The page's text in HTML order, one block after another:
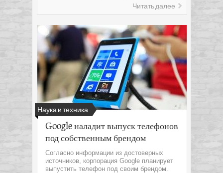
Читать далее
Наука и техника
Google наладит выпуск телефонов
под собственным брендом
Согласно информации из достоверных
источников, корпорация Google планирует
выпустить телефон под своим брендом.